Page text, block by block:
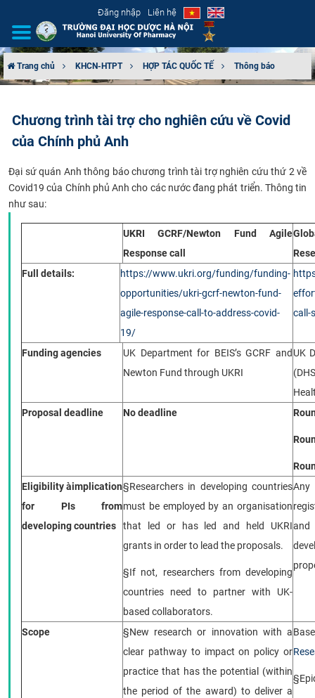
Đăng nhập Liên hệ
CƠ CẤU TỔ CHỨC
ĐÀO TẠO
ĐẢM BẢO CHẤT LƯỢNG
KHOA HỌC CÔNG NGHỆ
Trang chủ KHCN-HTPT HỢP TÁC QUỐC TẾ Thông báo
Chương trình tài trợ cho nghiên cứu về Covid
của Chính phủ Anh
Đại sứ quán Anh thông báo chương trình tài trợ nghiên cứu thứ 2 về
Covid19 của Chính phủ Anh cho các nước đang phát triển. Thông tin
như sau:
UKRI GCRF/Newton Fund Agile
Response call
Full details:
https://www.ukri.org/funding/funding-
opportunities/ukri-gcrf-newton-fund-
agile-response-call-to-address-covid-
19/
call-
Funding agencies
UK Department for BEIS’s GCRF and
Newton Fund through UKRI
UK
Proposal deadline
No deadline
Eligibilityàimplication
for PIs from
developing countries
§Researchers in developing countries
must be employed by an organisation
that led or has led and held UKRI
grants in order to lead the proposals.
§If not, researchers from developing
countries need to partner with UK-
based collaborators.
and
Scope §New research or innovation with a
clear pathway to impact on policy or
practice that has the potential (within
the period of the award) to deliver a
B
§